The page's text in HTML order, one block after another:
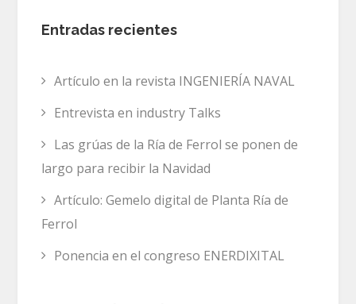
Entradas recientes
Artículo en la revista INGENIERÍA NAVAL
Entrevista en industry Talks
Las grúas de la Ría de Ferrol se ponen de
largo para recibir la Navidad
Artículo: Gemelo digital de Planta Ría de
Ferrol
Ponencia en el congreso ENERDIXITAL